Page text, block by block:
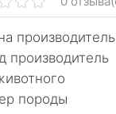
производитель
производитель
породы